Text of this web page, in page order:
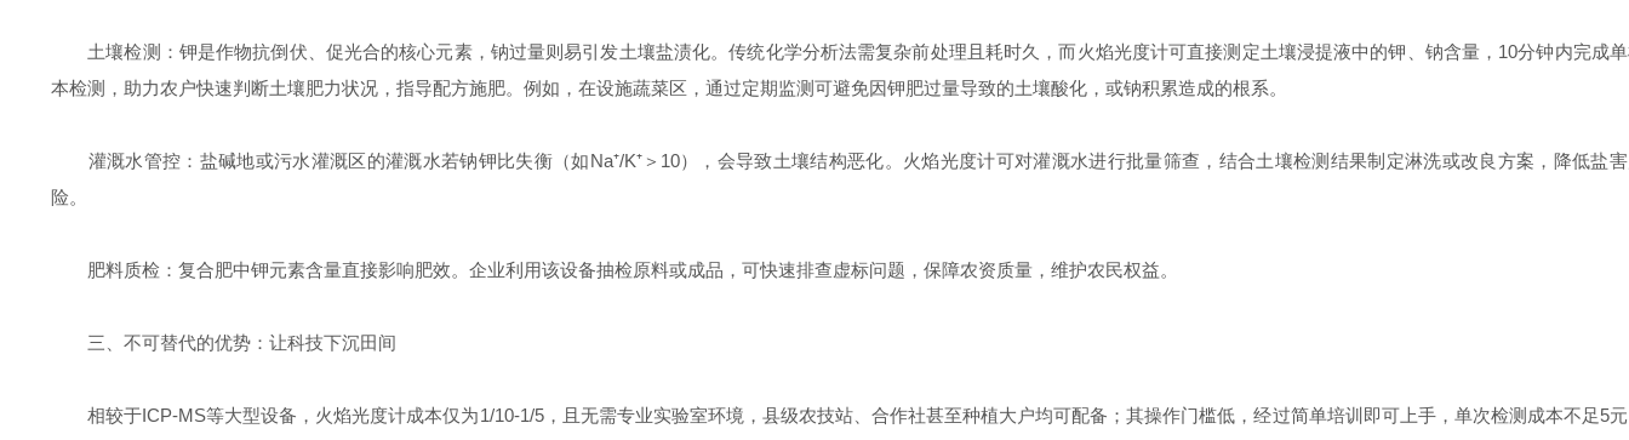
土壤检测：钾是作物抗倒伏、促光合的核心元素，钠过量则易引发土壤盐渍化。传统化学分析法需复杂前处理且耗时久，而火焰光度计可直接测定土壤浸提液中的钾、钠含量，10分钟内完成
本检测，助力农户快速判断土壤肥力状况，指导配方施肥。例如，在设施蔬菜区，通过定期监测可避免因钾肥过量导致的土壤酸化，或钠积累造成的根系。
灌溉水管控：盐碱地或污水灌溉区的灌溉水若钠钾比失衡（如Na⁺/K⁺＞10），会导致土壤结构恶化。火焰光度计可对灌溉水进行批量筛查，结合土壤检测结果制定淋洗或改良方案，降低盐
险。
肥料质检：复合肥中钾元素含量直接影响肥效。企业利用该设备抽检原料或成品，可快速排查虚标问题，保障农资质量，维护农民权益。
三、不可替代的优势：让科技下沉田间
相较于ICP-MS等大型设备，火焰光度计成本仅为1/10-1/5，且无需专业实验室环境，县级农技站、合作社甚至种植大户均可配备；其操作门槛低，经过简单培训即可上手，单次检测成本不足5